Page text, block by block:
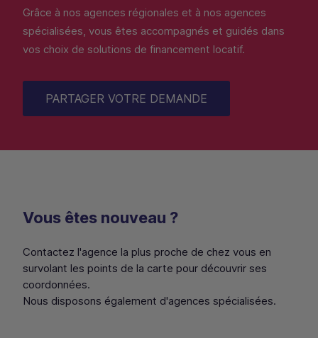
Grâce à nos agences régionales et à nos agences
spécialisées, vous êtes accompagnés et guidés dans
vos choix de solutions de financement locatif.
PARTAGER VOTRE DEMANDE
Vous êtes nouveau ?
Contactez l'agence la plus proche de chez vous en
survolant les points de la carte pour découvrir ses
coordonnées.
Nous disposons également d'agences spécialisées.